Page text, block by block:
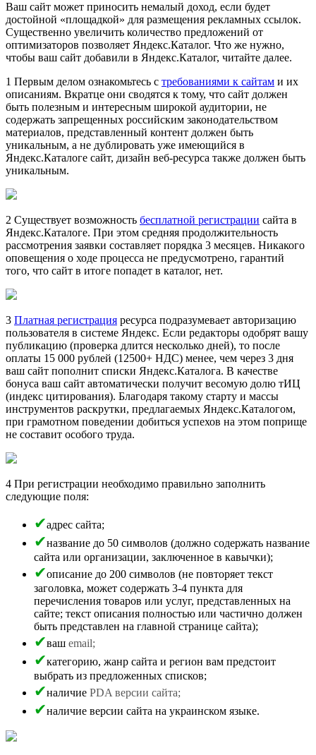
Ваш сайт может приносить немалый доход, если будет
достойной «площадкой» для размещения рекламных ссылок.
Существенно увеличить количество предложений от
оптимизаторов позволяет Яндекс.Каталог. Что же нужно,
чтобы ваш сайт добавили в Яндекс.Каталог, читайте далее.
1 Первым делом ознакомьтесь с требованиями к сайтам и их
описаниям. Вкратце они сводятся к тому, что сайт должен
быть полезным и интересным широкой аудитории, не
содержать запрещенных российским законодательством
материалов, представленный контент должен быть
уникальным, а не дублировать уже имеющийся в
Яндекс.Каталоге сайт, дизайн веб-ресурса также должен быть
уникальным.
2 Существует возможность бесплатной регистрации сайта в
Яндекс.Каталоге. При этом средняя продолжительность
рассмотрения заявки составляет порядка 3 месяцев. Никакого
оповещения о ходе процесса не предусмотрено, гарантий
того, что сайт в итоге попадет в каталог, нет.
3 Платная регистрация ресурса подразумевает авторизацию
пользователя в системе Яндекс. Если редакторы одобрят вашу
публикацию (проверка длится несколько дней), то после
оплаты 15 000 рублей (12500+ НДС) менее, чем через 3 дня
ваш сайт пополнит списки Яндекс.Каталога. В качестве
бонуса ваш сайт автоматически получит весомую долю тИЦ
(индекс цитирования). Благодаря такому старту и массы
инструментов раскрутки, предлагаемых Яндекс.Каталогом,
при грамотном поведении добиться успехов на этом поприще
не составит особого труда.
4 При регистрации необходимо правильно заполнить
следующие поля:
адрес сайта;
название до 50 символов (должно содержать название
сайта или организации, заключенное в кавычки);
описание до 200 символов (не повторяет текст
заголовка, может содержать 3-4 пункта для
перечисления товаров или услуг, представленных на
сайте; текст описания полностью или частично должен
быть представлен на главной странице сайта);
ваш email;
категорию, жанр сайта и регион вам предстоит
выбрать из предложенных списков;
наличие PDA версии сайта;
наличие версии сайта на украинском языке.